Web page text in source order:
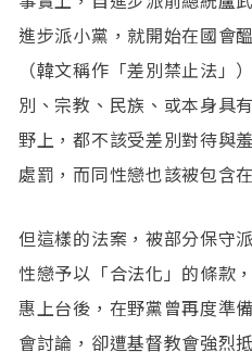
進步派小黨，就開始在國會
（韓文稱作「差別禁止法」
別、宗教、民族、或本身具
野上，都不該受差別對待與
處罰，而同性戀也該被包含
但這樣的法案，被部分保守
性戀予以「合法化」的條款
惠上台後，在野黨曾再度準
會討論，卻遭基督教會強烈